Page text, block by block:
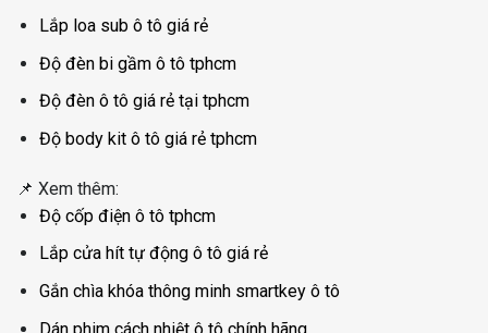
Lắp loa sub ô tô giá rẻ
Độ đèn bi gầm ô tô tphcm
Độ đèn ô tô giá rẻ tại tphcm
Độ body kit ô tô giá rẻ tphcm
📌 Xem thêm:
Độ cốp điện ô tô tphcm
Lắp cửa hít tự động ô tô giá rẻ
Gắn chìa khóa thông minh smartkey ô tô
Dán phim cách nhiệt ô tô chính hãng